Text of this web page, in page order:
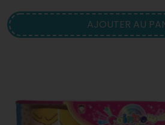
AJOUTER AU